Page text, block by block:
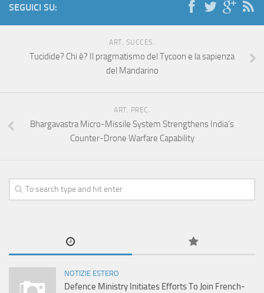
SEGUICI SU:
ART. SUCCES.
Tucidide? Chi è? Il pragmatismo del Tycoon e la sapienza
del Mandarino
ART. PREC.
Bhargavastra Micro-Missile System Strengthens India’s
Counter-Drone Warfare Capability
NOTIZIE ESTERO
Defence Ministry Initiates Efforts To Join French-